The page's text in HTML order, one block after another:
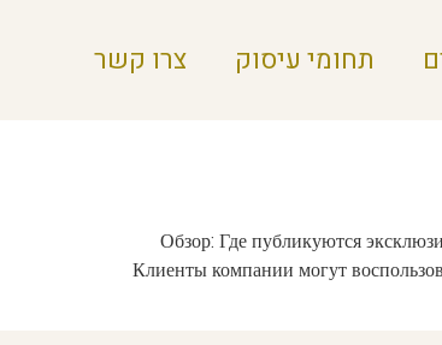
תחומי עיסוק צרו קשר
Обзор: Где публикуются
Клиенты компании могут